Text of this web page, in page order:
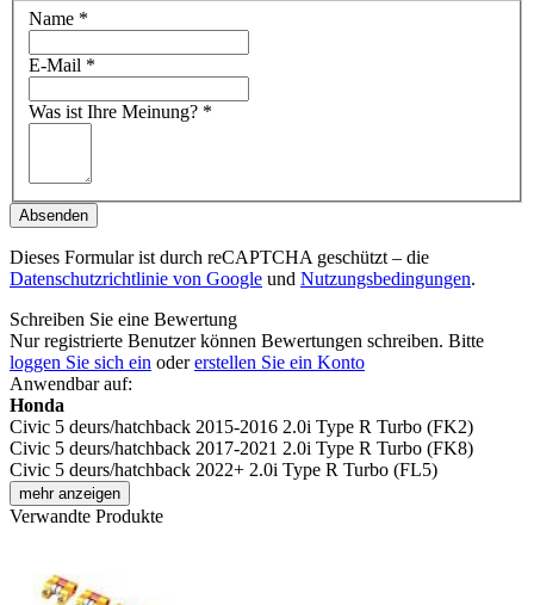
Name *
E-Mail *
Was ist Ihre Meinung? *
Absenden
Dieses Formular ist durch reCAPTCHA geschützt – die
Datenschutzrichtlinie von Google und Nutzungsbedingungen.
Schreiben Sie eine Bewertung
Nur registrierte Benutzer können Bewertungen schreiben. Bitte
loggen Sie sich ein odererstellen Sie ein Konto
Anwendbar auf:
Honda
Civic 5 deurs/hatchback 2015-2016 2.0i Type R Turbo (FK2)
Civic 5 deurs/hatchback 2017-2021 2.0i Type R Turbo (FK8)
Civic 5 deurs/hatchback 2022+ 2.0i Type R Turbo (FL5)
mehr anzeigen
Verwandte Produkte